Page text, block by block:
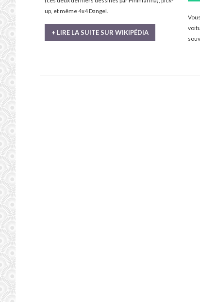
up, et même 4x4 Dangel.
+ LIRE LA SUITE SUR WIKIPÉDIA